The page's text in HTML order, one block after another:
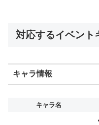
対応するイベント
キャラ情報
キャラ名